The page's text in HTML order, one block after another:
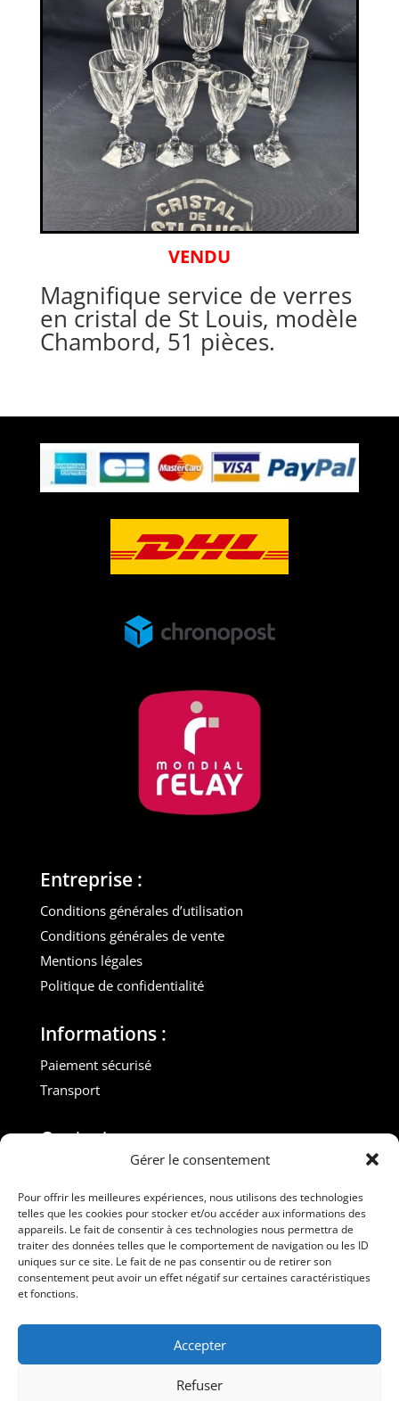
Gérer le consentement
Pour offrir les meilleures expériences, nous utilisons des technologies
telles que les cookies pour stocker et/ou accéder aux informations des
appareils. Le fait de consentir à ces technologies nous permettra de
traiter des données telles que le comportement de navigation ou les ID
uniques sur ce site. Le fait de ne pas consentir ou de retirer son
consentement peut avoir un effet négatif sur certaines caractéristiques
et fonctions.
Accepter
Refuser
VENDU
Magnifique service de verres
en cristal de St Louis, modèle
Chambord, 51 pièces.
Entreprise :
Conditions générales d’utilisation
Conditions générales de vente
Mentions légales
Politique de confidentialité
Informations :
Paiement sécurisé
Transport
Contact :
M. Gilles ROUVEYROL
Tél. : +33(0)6 07 72 40 47
dansdebeauxdraps@gmail.com
Professionnels
Suivez-nous